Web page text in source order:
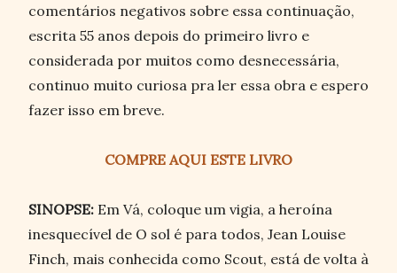
comentários negativos sobre essa continuação,
escrita 55 anos depois do primeiro livro e
considerada por muitos como desnecessária,
continuo muito curiosa pra ler essa obra e espero
fazer isso em breve.
COMPRE AQUI ESTE LIVRO
SINOPSE: Em Vá, coloque um vigia, a heroína
inesquecível de O sol é para todos, Jean Louise
Finch, mais conhecida como Scout, está de volta à